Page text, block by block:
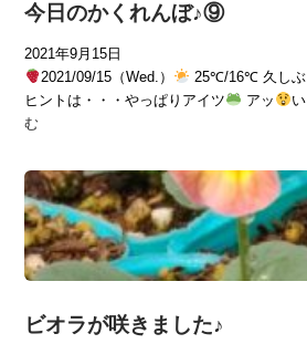
今日のかくれんぼ♪⑨
2021年9月15日
2021/09/15（Wed.）
25℃/16℃ 久しぶ
ヒントは・・・やっぱりアイツ
アッ
む
ビオラが咲きました♪